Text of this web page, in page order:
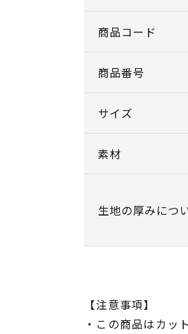
商品コード
商品番号
サイズ
素材
生地の厚みにつ
【注意事項】
・この商品はカッ